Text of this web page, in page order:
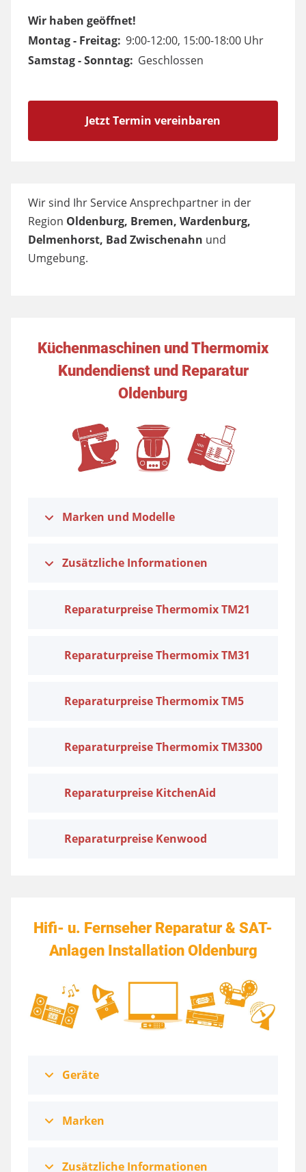
Wir haben geöffnet!
Montag - Freitag: 9:00-12:00, 15:00-18:00 Uhr
Samstag - Sonntag: Geschlossen
Jetzt Termin vereinbaren
Wir sind Ihr Service Ansprechpartner in der
Region Oldenburg, Bremen, Wardenburg,
Delmenhorst, Bad Zwischenahn und
Umgebung.
Küchenmaschinen und Thermomix
Kundendienst und Reparatur
Oldenburg
Marken und Modelle
Zusätzliche Informationen
Reparaturpreise Thermomix TM21
Reparaturpreise Thermomix TM31
Reparaturpreise Thermomix TM5
Reparaturpreise Thermomix TM3300
Reparaturpreise KitchenAid
Reparaturpreise Kenwood
Hifi- u. Fernseher Reparatur & SAT-
Anlagen Installation Oldenburg
Geräte
Marken
Zusätzliche Informationen